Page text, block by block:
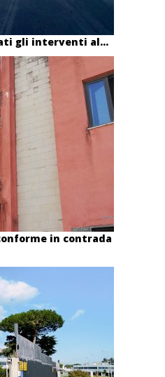
gli interventi al...
in contrada